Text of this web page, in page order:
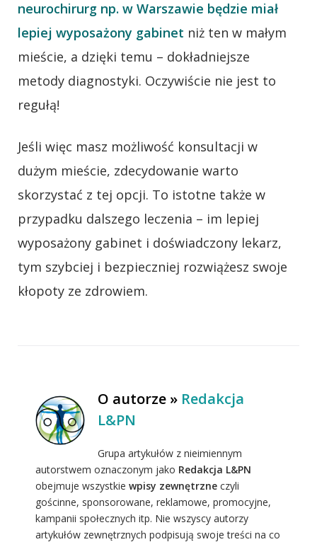
neurochirurg np. w Warszawie będzie miał
lepiej wyposażony gabinet niż ten w małym
mieście, a dzięki temu – dokładniejsze
metody diagnostyki. Oczywiście nie jest to
regułą!
Jeśli więc masz możliwość konsultacji w
dużym mieście, zdecydowanie warto
skorzystać z tej opcji. To istotne także w
przypadku dalszego leczenia – im lepiej
wyposażony gabinet i doświadczony lekarz,
tym szybciej i bezpieczniej rozwiążesz swoje
kłopoty ze zdrowiem.
O autorze » Redakcja
L&PN
Grupa artykułów z nieimiennym
autorstwem oznaczonym jako Redakcja L&PN
obejmuje wszystkie wpisy zewnętrzne czyli
gościnne, sponsorowane, reklamowe, promocyjne,
kampanii społecznych itp. Nie wszyscy autorzy
artykułów zewnętrznych podpisują swoje treści na co